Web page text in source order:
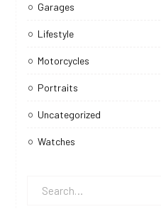
Garages
Lifestyle
Motorcycles
Portraits
Uncategorized
Watches